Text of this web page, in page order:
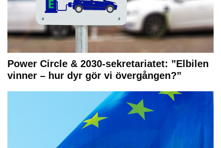
Power Circle & 2030-sekretariatet: ”Elbilen
vinner – hur dyr gör vi övergången?”